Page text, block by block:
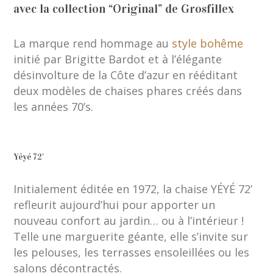
avec la collection “Original” de Grosfillex
La marque rend hommage au style bohême
initié par Brigitte Bardot et à l’élégante
désinvolture de la Côte d’azur en rééditant
deux modèles de chaises phares créés dans
les années 70’s.
Yéyé 72′
Initialement éditée en 1972, la chaise YÉYÉ 72’
refleurit aujourd’hui pour apporter un
nouveau confort au jardin… ou à l’intérieur !
Telle une marguerite géante, elle s’invite sur
les pelouses, les terrasses ensoleillées ou les
salons décontractés.